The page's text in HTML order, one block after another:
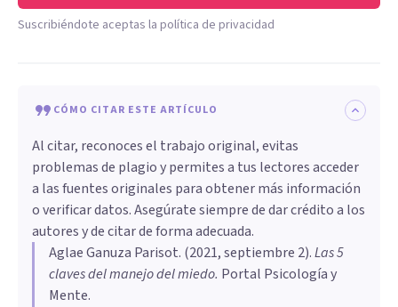
Suscribiéndote aceptas la política de privacidad
CÓMO CITAR ESTE ARTÍCULO
Al citar, reconoces el trabajo original, evitas
problemas de plagio y permites a tus lectores acceder
a las fuentes originales para obtener más información
o verificar datos. Asegúrate siempre de dar crédito a los
autores y de citar de forma adecuada.
Aglae Ganuza Parisot. (2021, septiembre 2).Las 5
claves del manejo del miedo. Portal Psicología y
Mente.